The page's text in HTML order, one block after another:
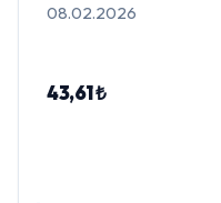
08.02.2026
43,61 ₺